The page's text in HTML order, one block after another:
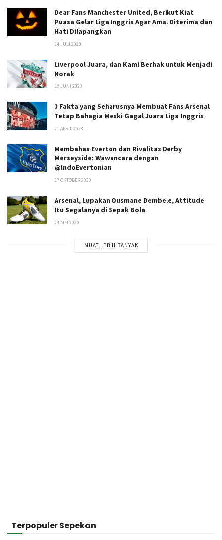
Dear Fans Manchester United, Berikut Kiat
Puasa Gelar Liga Inggris Agar Amal Diterima dan
Hati Dilapangkan
24 JULI 2020
Liverpool Juara, dan Kami Berhak untuk Menjadi
Norak
28 JUNI 2020
3 Fakta yang Seharusnya Membuat Fans Arsenal
Tetap Bahagia Meski Gagal Juara Liga Inggris
21 APRIL 2023
Membahas Everton dan Rivalitas Derby
Merseyside: Wawancara dengan
@IndoEvertonian
27 OKTOBER 2020
Arsenal, Lupakan Ousmane Dembele, Attitude
Itu Segalanya di Sepak Bola
24 MEI 2020
MUAT LEBIH BANYAK
Terpopuler Sepekan